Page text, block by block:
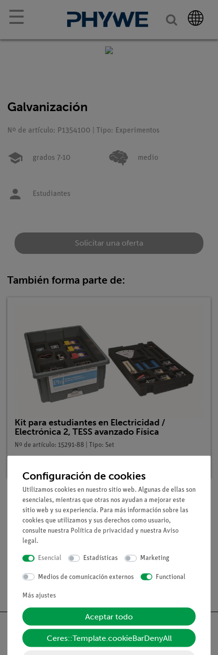
☰
Galvanización
Nº de artículo: P1354100 | Tipo: Experimentos
grados 7-10 medio
Estudiantes
Solicitar una oferta
También forma parte de:
Kit para estudiantes en Electricidad /
Electrónica 2, TESS avanzado Física
Nº de artículo: 15291-88 | Tipo: Set
Volumen de suministro
Medios / Descargas
Configuración de cookies
Utilizamos cookies en nuestro sitio web. Algunas de ellas son
esenciales, mientras que otras nos ayudan a mejorar este
sitio web y su experiencia. Para más información sobre las
cookies que utilizamos y sus derechos como usuario,
consulte nuestra Política de privacidad y nuestra Aviso
legal.
Esencial Estadísticas Marketing
Medios de comunicación externos Functional
Más ajustes
Aceptar todo
Ceres::Template.cookieBarDenyAll